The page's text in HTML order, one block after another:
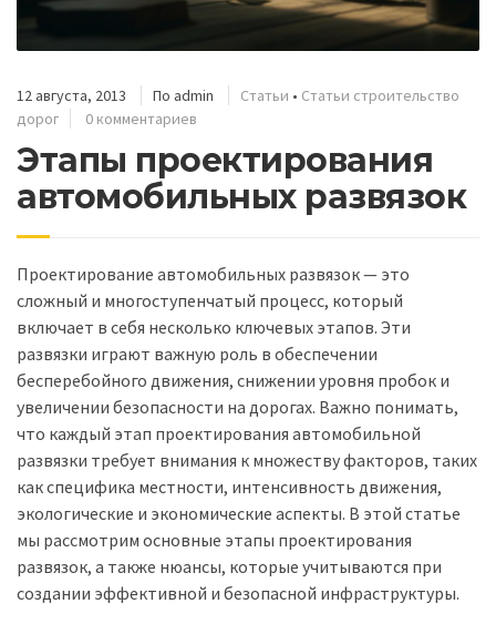
12 августа, 2013 По admin Статьи • Статьи строительство
дорог
0 комментариев
Этапы проектирования
автомобильных развязок
Проектирование автомобильных развязок — это
сложный и многоступенчатый процесс, который
включает в себя несколько ключевых этапов. Эти
развязки играют важную роль в обеспечении
бесперебойного движения, снижении уровня пробок и
увеличении безопасности на дорогах. Важно понимать,
что каждый этап проектирования автомобильной
развязки требует внимания к множеству факторов, таких
как специфика местности, интенсивность движения,
экологические и экономические аспекты. В этой статье
мы рассмотрим основные этапы проектирования
развязок, а также нюансы, которые учитываются при
создании эффективной и безопасной инфраструктуры.